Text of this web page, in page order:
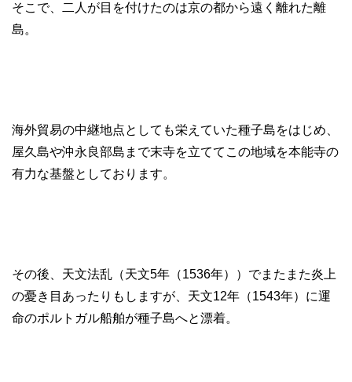
そこで、二人が目を付けたのは京の都から遠く離れた離
島。
海外貿易の中継地点としても栄えていた種子島をはじめ、
屋久島や沖永良部島まで末寺を立ててこの地域を本能寺の
有力な基盤としております。
その後、天文法乱（天文5年（1536年））でまたまた炎上
の憂き目あったりもしますが、天文12年（1543年）に運
命のポルトガル船舶が種子島へと漂着。